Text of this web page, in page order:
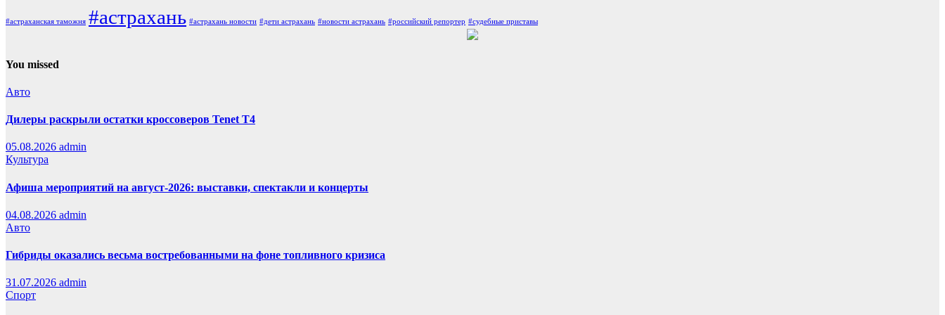
#астраханская таможня #астрахань #астрахань новости #дети астрахань #новости астрахань #российский репортер #судебные приставы
You missed
Авто
Дилеры раскрыли остатки кроссоверов Tenet T4
05.08.2026 admin
Культура
Афиша мероприятий на август-2026: выставки, спектакли и концерты
04.08.2026 admin
Авто
Гибриды оказались весьма востребованными на фоне топливного кризиса
31.07.2026 admin
Спорт